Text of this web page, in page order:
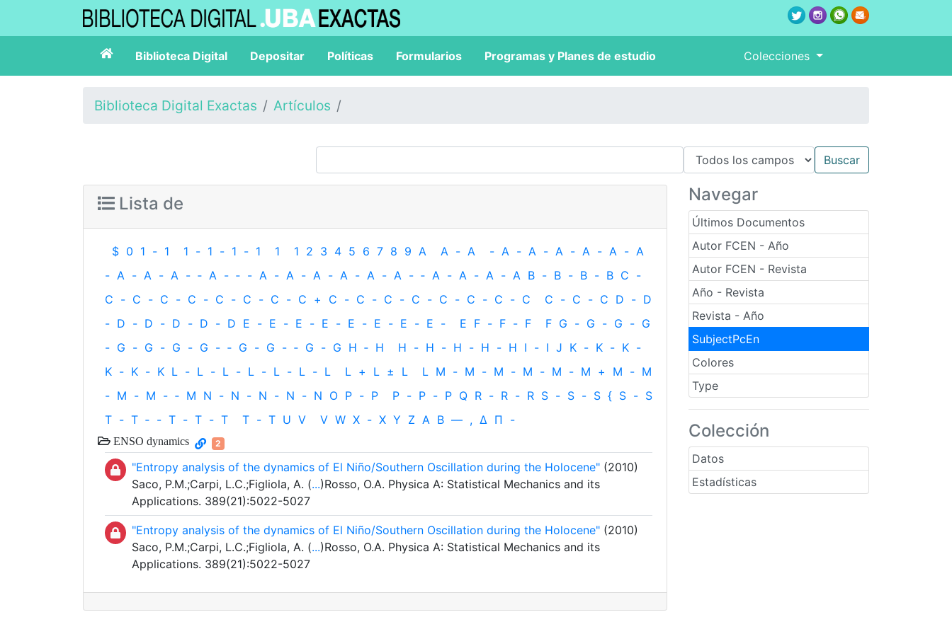
Biblioteca Digital Depositar Políticas Formularios Programas y Planes de estudio Colecciones
Biblioteca Digital Exactas Artículos
Navegar
Últimos Documentos
Autor FCEN - Año
Autor FCEN - Revista
Año - Revista
Revista - Año
SubjectPcEn
Colores
Type
Colección
Datos
Estadísticas
Lista de
$ 0 1 - 1 1 - 1 - 1 - 1 1 1 2 3 4 5 6 7 8 9 A A - A - A - A - A - A - A - A
- A - A - A - ‐ A - ‐ - A - A - A - A - A - A - ‐ A - A - A - A B - B - B - B C -
C - C - C - C - C - C - C - C + C - C - C - C - C - C - C - C C - C - C D - D
- D - D - D - D - D E - E - E - E - E - E - E - E - E F - F - F F G - G - G - G
- G - G - G - G - ‐ G - G - ‐ G - G H ‐ H H - H - H - H - H I - I J K - K - K -
K - K - K L - L - L - L - L - L - L L + L ± L L M - M - M - M - M - M + M - M
- M - M - ‐ M N - N - N - N - N O P - P P - P - P Q R - R - R S - S - S { S - S
T - T ‐ - T - T - T T - T U V V W X - X Y Z Α Β — , Δ Π -
ENSO dynamics 2
"Entropy analysis of the dynamics of El Niño/Southern Oscillation during the Holocene" (2010)
Saco, P.M.;Carpi, L.C.;Figliola, A. (...)Rosso, O.A. Physica A: Statistical Mechanics and its
Applications. 389(21):5022-5027
"Entropy analysis of the dynamics of El Niño/Southern Oscillation during the Holocene" (2010)
Saco, P.M.;Carpi, L.C.;Figliola, A. (...)Rosso, O.A. Physica A: Statistical Mechanics and its
Applications. 389(21):5022-5027